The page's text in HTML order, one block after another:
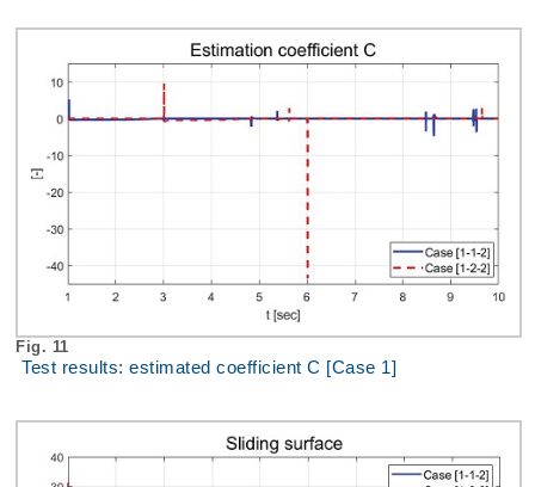
Fig. 11
Test results: estimated coefficient C [Case 1]